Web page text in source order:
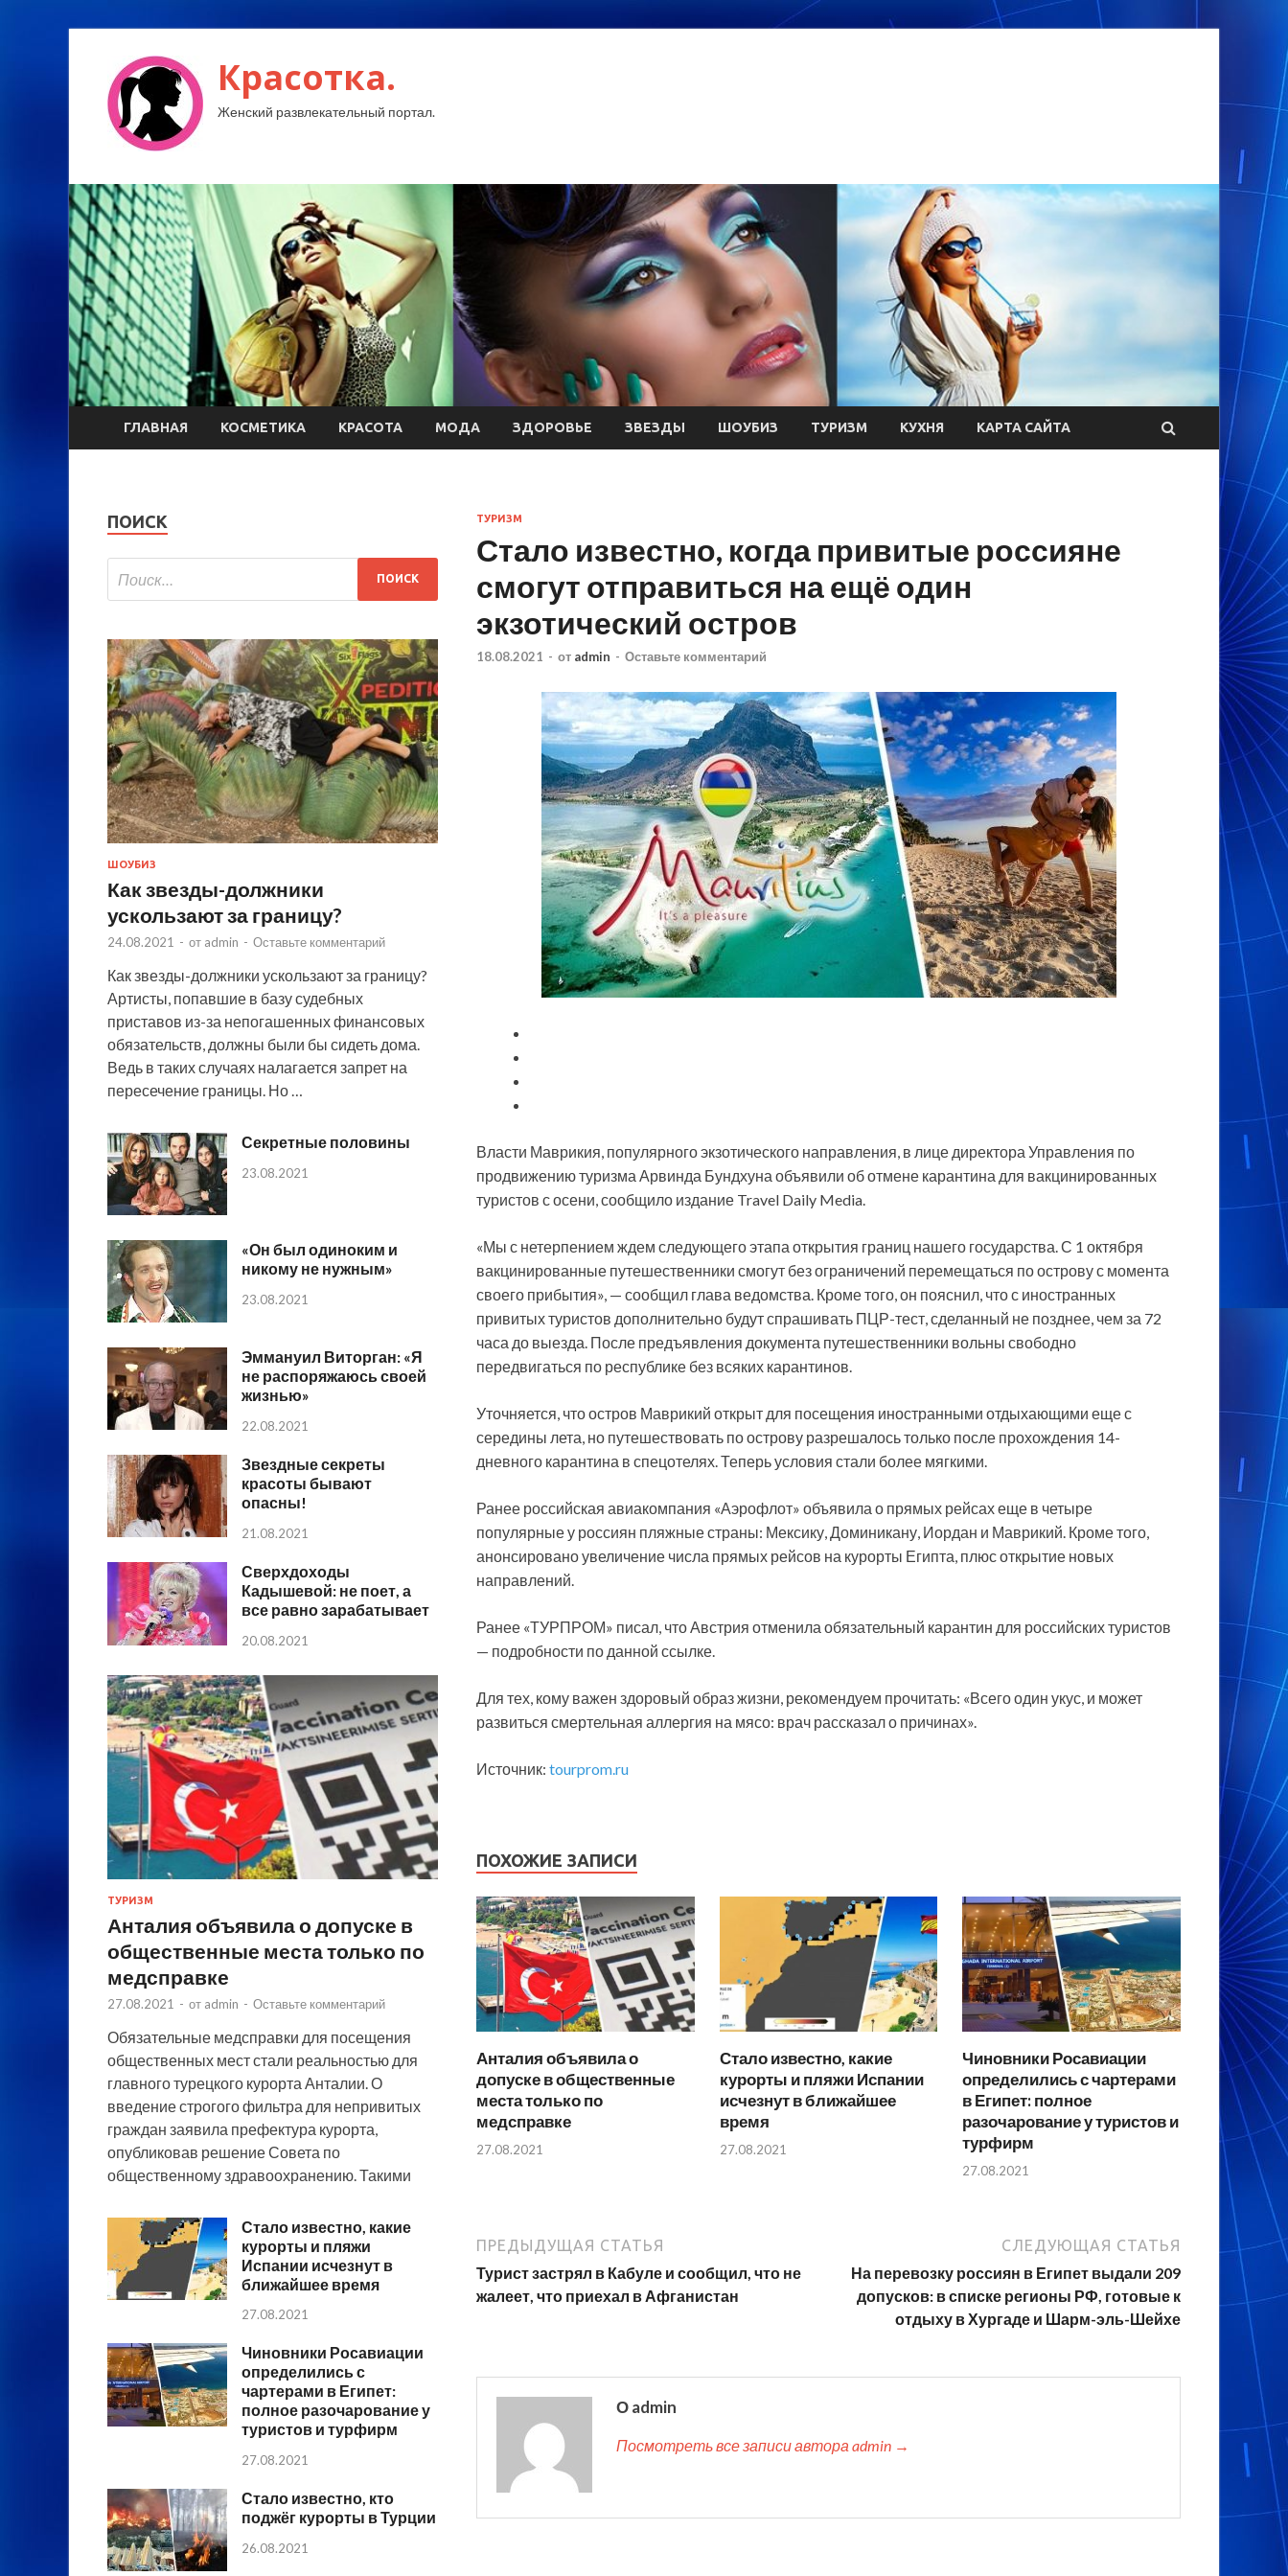
Красотка.
Женский развлекательный портал.
ГЛАВНАЯ КОСМЕТИКА КРАСОТА МОДА ЗДОРОВЬЕ ЗВЕЗДЫ ШОУБИЗ ТУРИЗМ КУХНЯ КАРТА САЙТА
ТУРИЗМ
Стало известно, когда привитые россияне
смогут отправиться на ещё один
экзотический остров
18.08.2021 - от admin - Оставьте комментарий
Власти Маврикия, популярного экзотического направления, в лице директора Управления по
продвижению туризма Арвинда Бундхуна объявили об отмене карантина для вакцинированных
туристов с осени, сообщило издание Travel Daily Media.
«Мы с нетерпением ждем следующего этапа открытия границ нашего государства. С 1 октября
вакцинированные путешественники смогут без ограничений перемещаться по острову с момента
своего прибытия», — сообщил глава ведомства. Кроме того, он пояснил, что с иностранных
привитых туристов дополнительно будут спрашивать ПЦР-тест, сделанный не позднее, чем за 72
часа до выезда. После предъявления документа путешественники вольны свободно
передвигаться по республике без всяких карантинов.
Уточняется, что остров Маврикий открыт для посещения иностранными отдыхающими еще с
середины лета, но путешествовать по острову разрешалось только после прохождения 14-
дневного карантина в спецотелях. Теперь условия стали более мягкими.
Ранее российская авиакомпания «Аэрофлот» объявила о прямых рейсах еще в четыре
популярные у россиян пляжные страны: Мексику, Доминикану, Иордан и Маврикий. Кроме того,
анонсировано увеличение числа прямых рейсов на курорты Египта, плюс открытие новых
направлений.
Ранее «ТУРПРОМ» писал, что Австрия отменила обязательный карантин для российских туристов
— подробности по данной ссылке.
Для тех, кому важен здоровый образ жизни, рекомендуем прочитать: «Всего один укус, и может
развиться смертельная аллергия на мясо: врач рассказал о причинах».
Источник: tourprom.ru
ПОХОЖИЕ ЗАПИСИ
Анталия объявила о
допуске в общественные
места только по
медсправке
27.08.2021
Стало известно, какие
курорты и пляжи Испании
исчезнут в ближайшее
время
27.08.2021
Чиновники Росавиации
определились с чартерами
в Египет: полное
разочарование у туристов и
турфирм
27.08.2021
ПРЕДЫДУЩАЯ СТАТЬЯ
Турист застрял в Кабуле и сообщил, что не
жалеет, что приехал в Афганистан
СЛЕДУЮЩАЯ СТАТЬЯ
На перевозку россиян в Египет выдали 209
допусков: в списке регионы РФ, готовые к
отдыху в Хургаде и Шарм-эль-Шейхе
О admin
Посмотреть все записи автора admin →
ПОИСК
ШОУБИЗ
Как звезды-должники
ускользают за границу?
24.08.2021 - от admin - Оставьте комментарий
Как звезды-должники ускользают за границу?
Артисты, попавшие в базу судебных
приставов из-за непогашенных финансовых
обязательств, должны были бы сидеть дома.
Ведь в таких случаях налагается запрет на
пересечение границы. Но …
Секретные половины
23.08.2021
«Он был одиноким и
никому не нужным»
23.08.2021
Эммануил Виторган: «Я
не распоряжаюсь своей
жизнью»
22.08.2021
Звездные секреты
красоты бывают
опасны!
21.08.2021
Сверхдоходы
Кадышевой: не поет, а
все равно зарабатывает
20.08.2021
ТУРИЗМ
Анталия объявила о допуске в
общественные места только по
медсправке
27.08.2021 - от admin - Оставьте комментарий
Обязательные медсправки для посещения
общественных мест стали реальностью для
главного турецкого курорта Анталии. О
введение строгого фильтра для непривитых
граждан заявила префектура курорта,
опубликовав решение Совета по
общественному здравоохранению. Такими
Стало известно, какие
курорты и пляжи
Испании исчезнут в
ближайшее время
27.08.2021
Чиновники Росавиации
определились с
чартерами в Египет:
полное разочарование у
туристов и турфирм
27.08.2021
Стало известно, кто
поджёг курорты в Турции
26.08.2021